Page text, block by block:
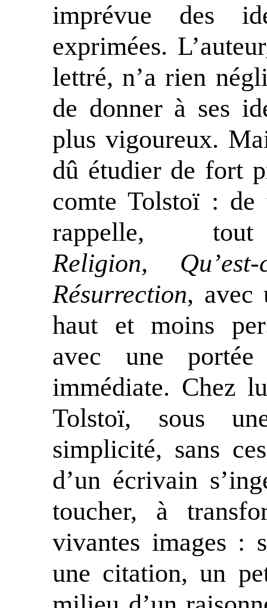
imprévue des
exprimées.
lettré, n’a rien
de donner à ses
plus vigoureux.
dû étudier de fort
comte Tolstoï :
rappelle,
Religion,
Résurrection, avec
haut et moins
avec une
immédiate. Chez
Tolstoï, sous
simplicité, sans
d’un écrivain
toucher, à
vivantes images :
une citation, un